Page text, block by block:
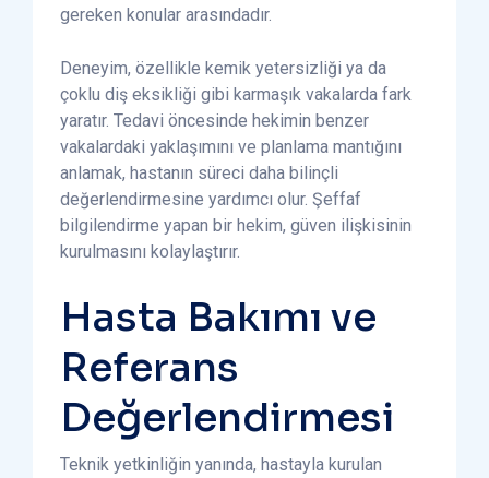
gereken konular arasındadır.
Deneyim, özellikle kemik yetersizliği ya da
çoklu diş eksikliği gibi karmaşık vakalarda fark
yaratır. Tedavi öncesinde hekimin benzer
vakalardaki yaklaşımını ve planlama mantığını
anlamak, hastanın süreci daha bilinçli
değerlendirmesine yardımcı olur. Şeffaf
bilgilendirme yapan bir hekim, güven ilişkisinin
kurulmasını kolaylaştırır.
Hasta Bakımı ve
Referans
Değerlendirmesi
Teknik yetkinliğin yanında, hastayla kurulan